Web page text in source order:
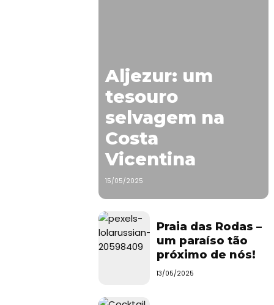
Aljezur: um
tesouro
selvagem na
Costa
Vicentina
15/05/2025
Praia das Rodas –
um paraíso tão
próximo de nós!
13/05/2025